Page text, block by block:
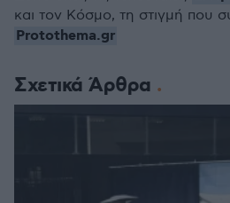
Σχετικά Άρθρα
και τον Κόσμο, τη στιγμή που
Protothema.gr